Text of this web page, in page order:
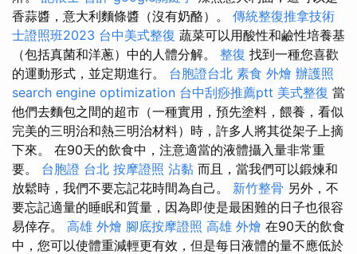
香蒜醬，意大利麵條醬（沒有奶酪）。 傳統整復推拿技術
士證照班2023 台中美式整復 蔬菜可以用酸性和鹼性培養基
（包括真菌和洋蔥）中的人體分解。 整復 找到一種您喜歡
的運動形式，並定期進行。 台胞證台北 素食 外燴 辦護照
search engine optimization 台中刮痧推薦ptt 美式整復 當
他們去麵包之間的超市（一種實用，預先塗料，餵養，看似
完美的三明治和熱三明治材料）時，許多人將其從架子上摘
下來。 在90天的飲食中，注意適當的液體攝入量非常重
要。 台胞證 台北 按摩證照 沾黏 而且，當我們可以鍛煉和
放鬆時，我們不要忘記花時間為自己。 新竹整骨 另外，不
要忘記適量的睡眠和質量，因為即使是最困難的日子也很容
易倖存。 高雄 外燴 腳底按摩證照 高雄 外燴 在90天的飲食
中，您可以使體重減輕更有效，但是每日液體的量不應低於